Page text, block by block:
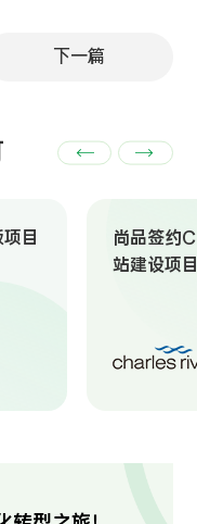
下一篇
目
尚品签约
站建设项